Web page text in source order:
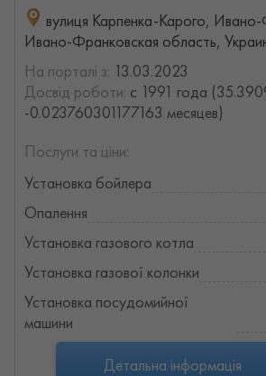
вулиця Карпенка-Карого,
Ивано-Франковская область,
На порталі з: 13.03.2023
Досвід роботи: с 1991 года
-0.023760301177163 месяцев)
Послуги та ціни:
Установка бойлера
Опалення
Установка газового котла
Установка газової колонки
Установка посудомийної
машини
Детальна інформація